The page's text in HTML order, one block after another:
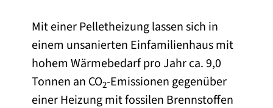
Mit einer Pelletheizung lassen sich in
einem unsanierten Einfamilienhaus mit
hohem Wärmebedarf pro Jahr ca. 9,0
Tonnen an CO2-Emissionen gegenüber
einer Heizung mit fossilen Brennstoffen